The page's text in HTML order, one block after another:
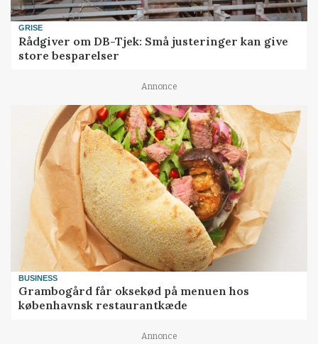
GRISE
Rådgiver om DB-Tjek: Små justeringer kan give
store besparelser
Annonce
BUSINESS
Grambogård får oksekød på menuen hos
københavnsk restaurantkæde
Annonce